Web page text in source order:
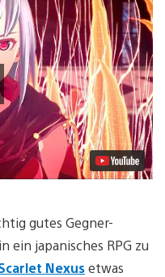
gutes Gegner-
ein japanisches RPG zu
Nexusetwas